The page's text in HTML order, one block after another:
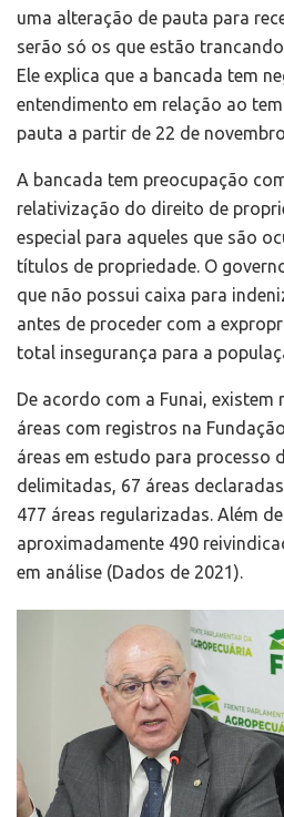
uma alteração de pauta para
serão só os que estão
Ele explica que a bancada tem
entendimento em relação ao
pauta a partir de 22 de
A bancada tem preocupação
relativização do direito de
especial para aqueles que são
títulos de propriedade. O
que não possui caixa para
antes de proceder com a
total insegurança para a
De acordo com a Funai, existem
áreas com registros na
áreas em estudo para processo
delimitadas, 67 áreas
477 áreas regularizadas. Além
aproximadamente 490
em análise (Dados de 2021).